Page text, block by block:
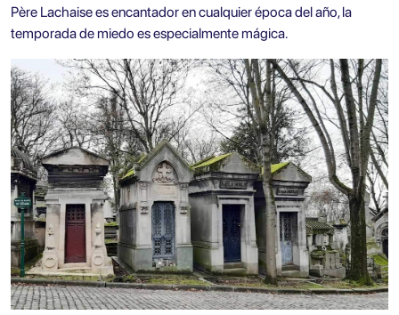
Père Lachaise es encantador en cualquier época del año, la
temporada de miedo es especialmente mágica.